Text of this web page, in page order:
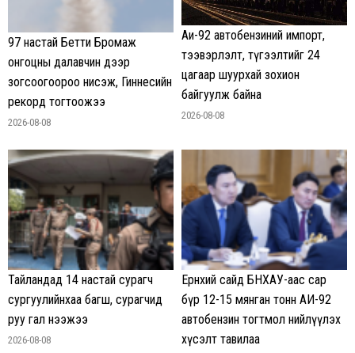
97 настай Бетти Бромаж
онгоцны далавчин дээр
зогсоогоороо нисэж, Гиннесийн
рекорд тогтоожээ
2026-08-08
Аи-92 автобензиний импорт,
тээвэрлэлт, түгээлтийг 24
цагаар шуурхай зохион
байгуулж байна
2026-08-08
Тайландад 14 настай сурагч
сургуулийнхаа багш, сурагчид
руу гал нээжээ
2026-08-08
Ерөнхий сайд БНХАУ-аас сар
бүр 12-15 мянган тонн АИ-92
автобензин тогтмол нийлүүлэх
хүсэлт тавилаа